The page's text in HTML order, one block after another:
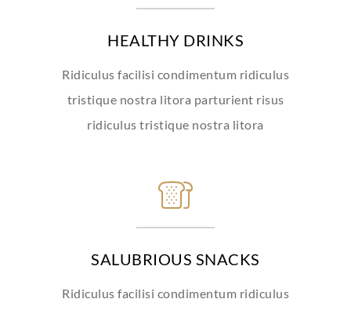
HEALTHY DRINKS
Ridiculus facilisi condimentum ridiculus
tristique nostra litora parturient risus
ridiculus tristique nostra litora
SALUBRIOUS SNACKS
Ridiculus facilisi condimentum ridiculus